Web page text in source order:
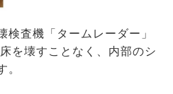
検査機「タームレーダー」
を壊すことなく、内部のシ
。